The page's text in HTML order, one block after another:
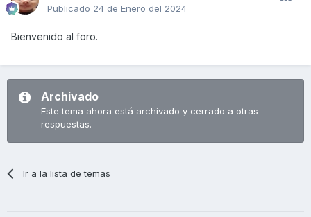
Publicado 24 de Enero del 2024
Bienvenido al foro.
Archivado
Este tema ahora está archivado y cerrado a otras
respuestas.
Ir a la lista de temas